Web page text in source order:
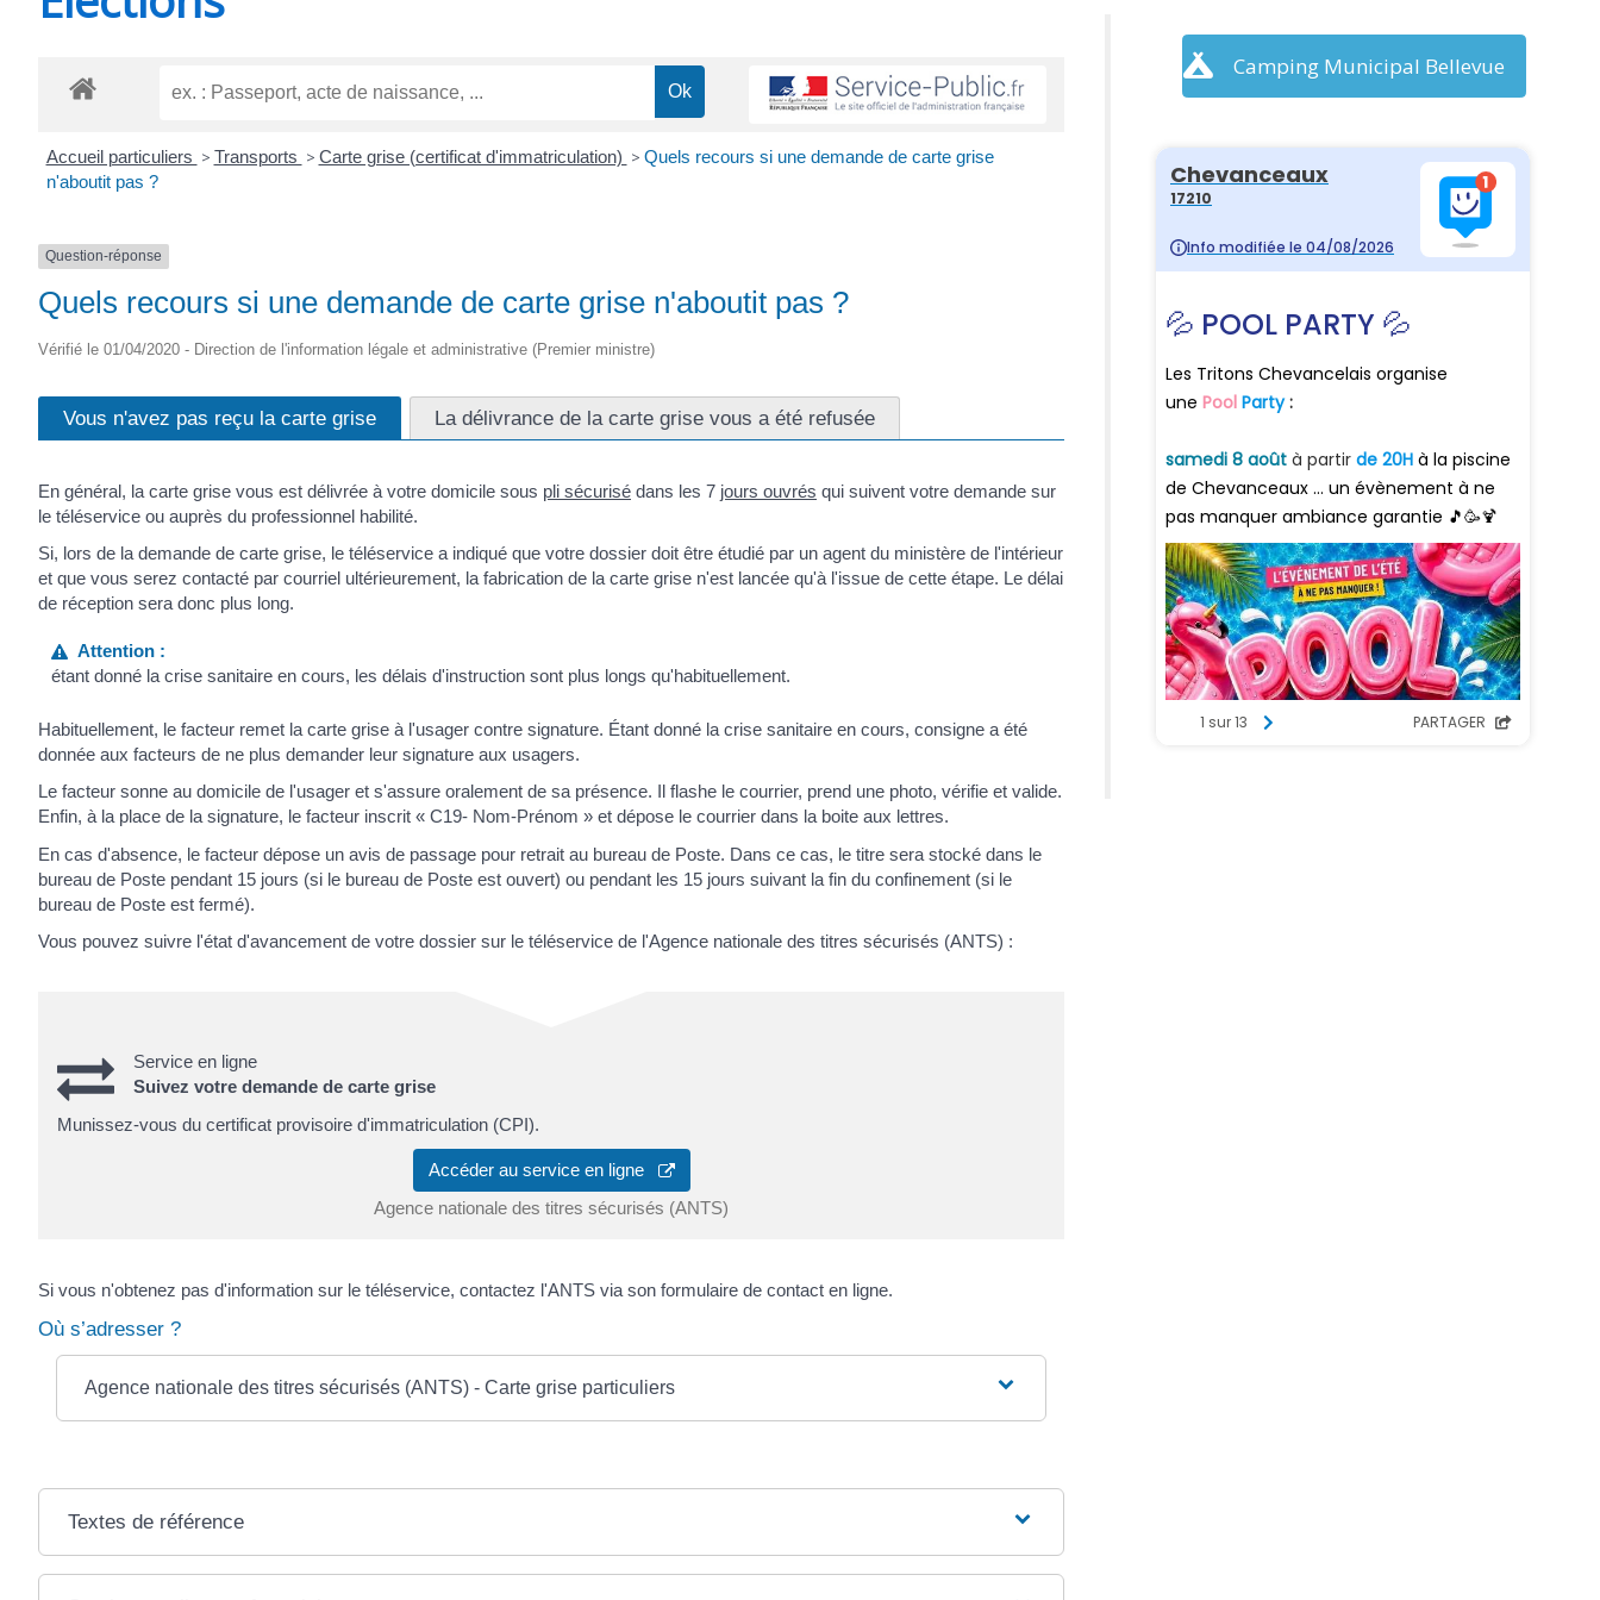
Accueil particuliers > Transports > Carte grise (certificat d'immatriculation) > Quels recours si une demande de carte grise
n'aboutit pas ?
Question-réponse
Quels recours si une demande de carte grise n'aboutit pas ?
Vérifié le 01/04/2020 - Direction de l'information légale et administrative (Premier ministre)
Vous n'avez pas reçu la carte grise La délivrance de la carte grise vous a été refusée
En général, la carte grise vous est délivrée à votre domicile sous pli sécurisé dans les 7 jours ouvrés qui suivent votre demande sur
le téléservice ou auprès du professionnel habilité.
Si, lors de la demande de carte grise, le téléservice a indiqué que votre dossier doit être étudié par un agent du ministère de l'intérieur
et que vous serez contacté par courriel ultérieurement, la fabrication de la carte grise n'est lancée qu'à l'issue de cette étape. Le délai
de réception sera donc plus long.
Attention :
étant donné la crise sanitaire en cours, les délais d'instruction sont plus longs qu'habituellement.
Habituellement, le facteur remet la carte grise à l'usager contre signature. Étant donné la crise sanitaire en cours, consigne a été
donnée aux facteurs de ne plus demander leur signature aux usagers.
Le facteur sonne au domicile de l'usager et s'assure oralement de sa présence. Il flashe le courrier, prend une photo, vérifie et valide.
Enfin, à la place de la signature, le facteur inscrit « C19- Nom-Prénom » et dépose le courrier dans la boite aux lettres.
En cas d'absence, le facteur dépose un avis de passage pour retrait au bureau de Poste. Dans ce cas, le titre sera stocké dans le
bureau de Poste pendant 15 jours (si le bureau de Poste est ouvert) ou pendant les 15 jours suivant la fin du confinement (si le
bureau de Poste est fermé).
Vous pouvez suivre l'état d'avancement de votre dossier sur le téléservice de l'Agence nationale des titres sécurisés (ANTS) :
Service en ligne
Suivez votre demande de carte grise
Munissez-vous du certificat provisoire d'immatriculation (CPI).
Accéder au service en ligne
Agence nationale des titres sécurisés (ANTS)
Si vous n'obtenez pas d'information sur le téléservice, contactez l'ANTS via son formulaire de contact en ligne.
Où s’adresser ?
Agence nationale des titres sécurisés (ANTS) - Carte grise particuliers
Textes de référence
Camping Municipal Bellevue